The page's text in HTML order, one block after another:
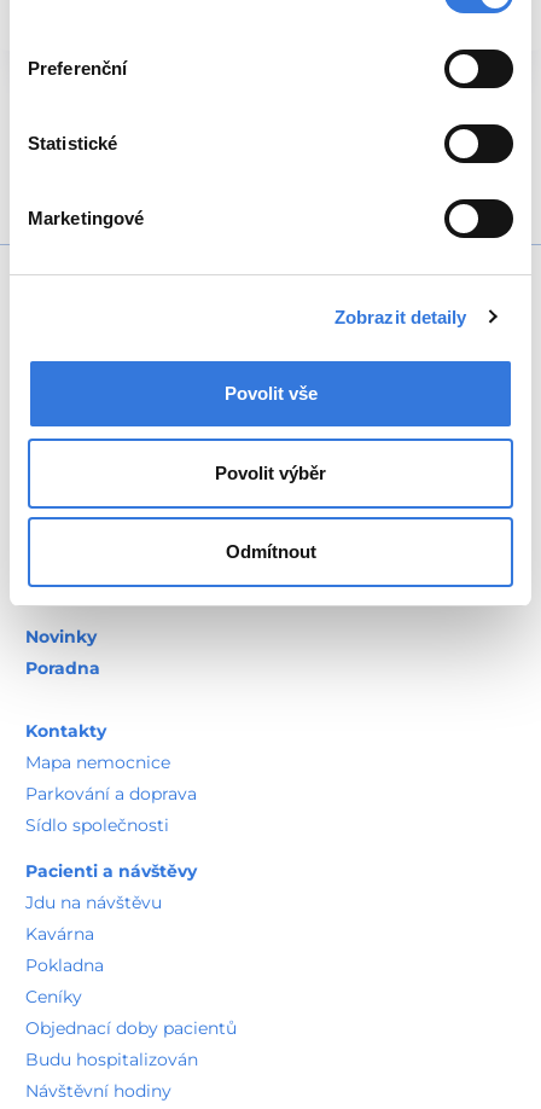
Preferenční
Statistické
Marketingové
Zobrazit detaily
Povolit vše
Povolit výběr
Odmítnout
+420 317 756 111
Ambulance
Novinky
Poradna
Kontakty
Mapa nemocnice
Parkování a doprava
Sídlo společnosti
Pacienti a návštěvy
Jdu na návštěvu
Kavárna
Pokladna
Ceníky
Objednací doby pacientů
Budu hospitalizován
Návštěvní hodiny